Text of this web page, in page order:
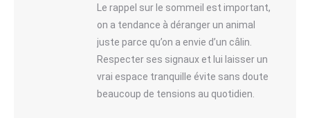
Le rappel sur le sommeil est important,
on a tendance à déranger un animal
juste parce qu’on a envie d’un câlin.
Respecter ses signaux et lui laisser un
vrai espace tranquille évite sans doute
beaucoup de tensions au quotidien.